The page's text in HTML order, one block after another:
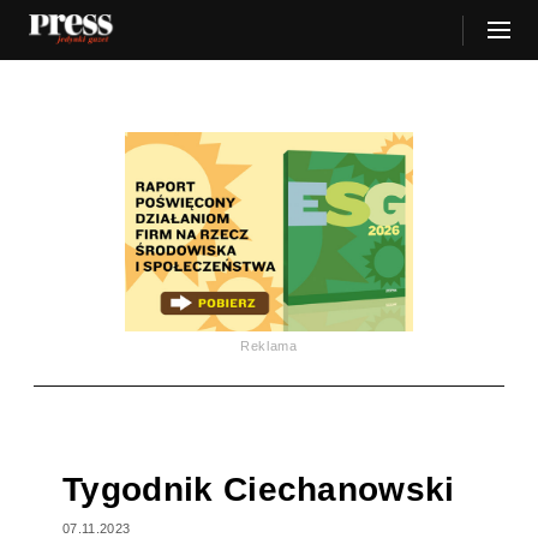
Reklama
Tygodnik Ciechanowski
07.11.2023